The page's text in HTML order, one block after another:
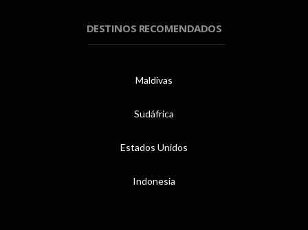
DESTINOS RECOMENDADOS
Maldivas
Sudáfrica
Estados Unidos
Indonesia